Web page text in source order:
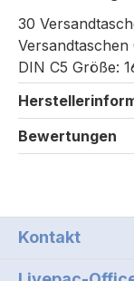
30
Versandtaschen
DIN C5 Größe:
Bewertungen
Kontakt